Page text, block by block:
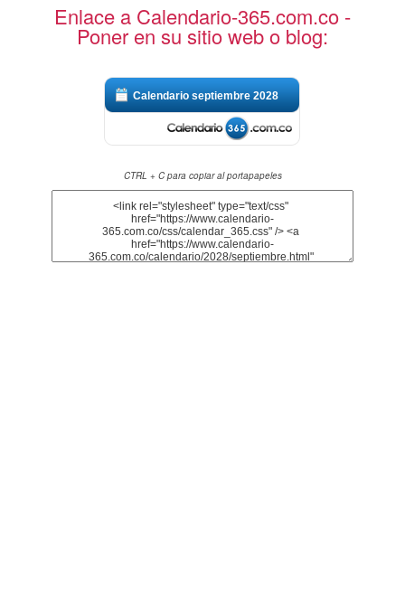
Enlace a Calendario-365.com.co -
Poner en su sitio web o blog:
Calendario septiembre 2028
CTRL + C para copiar al portapapeles